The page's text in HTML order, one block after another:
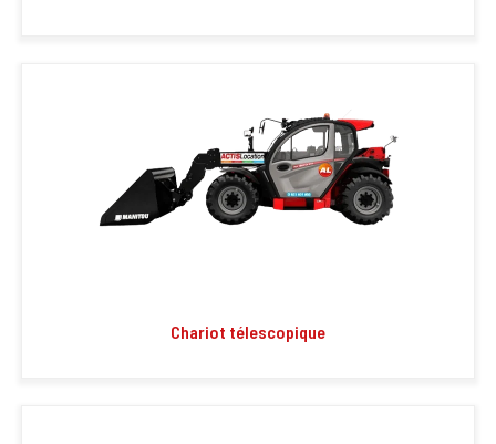
Chariot télescopique